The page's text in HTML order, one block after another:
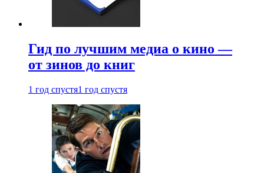
Гид по лучшим медиа о кино —
от зинов до книг
1 год спустя1 год спустя